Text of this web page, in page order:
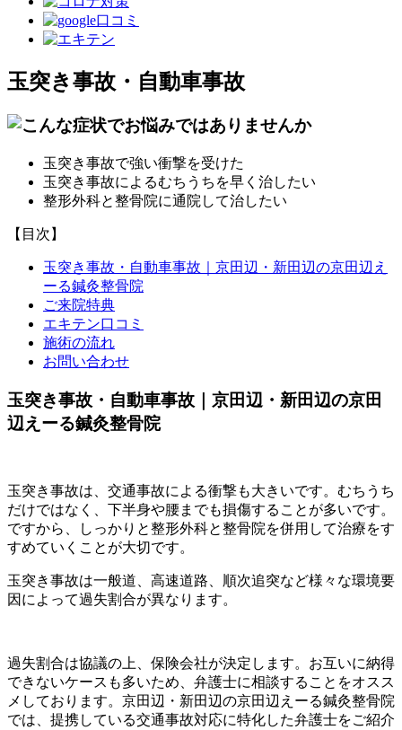
玉突き事故・自動車事故
玉突き事故で強い衝撃を受けた
玉突き事故によるむちうちを早く治したい
整形外科と整骨院に通院して治したい
【目次】
玉突き事故・自動車事故｜京田辺・新田辺の京田辺え
ーる鍼灸整骨院
ご来院特典
エキテン口コミ
施術の流れ
お問い合わせ
玉突き事故・自動車事故｜京田辺・新田辺の京田
辺えーる鍼灸整骨院
玉突き事故は、交通事故による衝撃も大きいです。むちうち
だけではなく、下半身や腰までも損傷することが多いです。
ですから、しっかりと整形外科と整骨院を併用して治療をす
すめていくことが大切です。
玉突き事故は一般道、高速道路、順次追突など様々な環境要
因によって過失割合が異なります。
過失割合は協議の上、保険会社が決定します。お互いに納得
できないケースも多いため、弁護士に相談することをオスス
メしております。京田辺・新田辺の京田辺えーる鍼灸整骨院
では、提携している交通事故対応に特化した弁護士をご紹介